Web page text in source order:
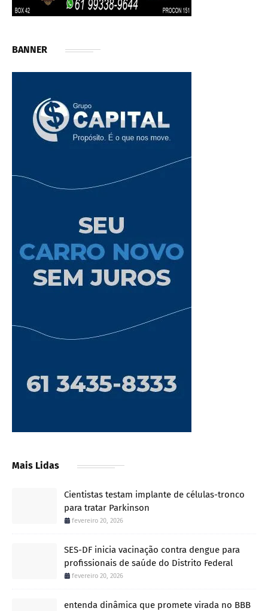
BANNER
Mais Lidas
Cientistas testam implante de células-tronco
para tratar Parkinson
fevereiro 20, 2026
SES-DF inicia vacinação contra dengue para
profissionais de saúde do Distrito Federal
fevereiro 20, 2026
entenda dinâmica que promete virada no BBB